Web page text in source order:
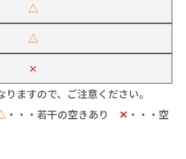
△
△
✕
ますので、ご注意ください。
・・・若干の空きあり ✕ ・・・空